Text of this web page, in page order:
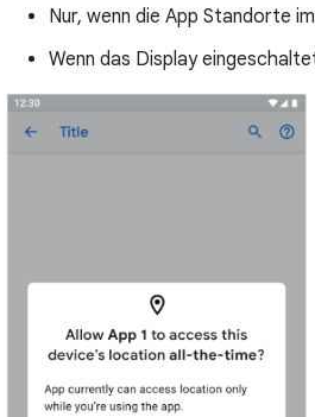
Nur, wenn die App Standorte
Wenn das Display